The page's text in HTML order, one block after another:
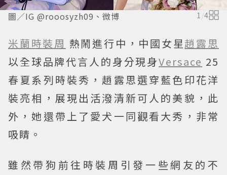
圖／IG @rooosyzh09、微博 1/4
米蘭時裝周 熱鬧進行中，中國女星趙露思
以全球品牌代言人的身分現身Versace 25
春夏系列時裝秀，趙露思選穿藍色印花洋
裝亮相，展現出活潑清新可人的美貌，此
外，她還帶上了愛犬一同觀看大秀，非常
吸睛。
雖然帶狗前往時裝周引發一些網友的不